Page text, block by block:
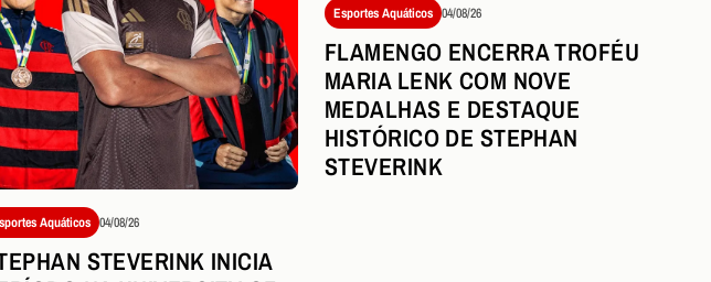
Aquáticos 04/08/26
STEVERINK INICIA
Esportes Aquáticos 04/08/26
FLAMENGO ENCERRA TROFÉU
MARIA LENK COM NOVE
MEDALHAS E DESTAQUE
HISTÓRICO DE STEPHAN
STEVERINK